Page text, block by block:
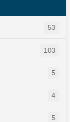
53
103
5
4
5